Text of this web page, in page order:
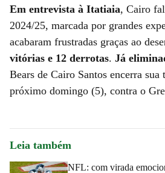
Em entrevista à Itatiaia, Cairo
2024/25, marcada por grandes
acabaram frustradas graças ao
vitórias e 12 derrotas. Já
Bears de Cairo Santos encerra sua
próximo domingo (5), contra o
Leia também
NFL: com virada